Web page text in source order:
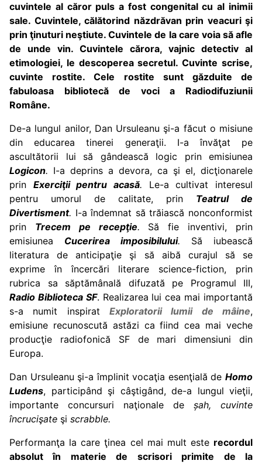
cuvintele al căror puls a fost congenital cu al inimii
sale. Cuvintele, călătorind năzdrăvan prin veacuri şi
prin ţinuturi neştiute. Cuvintele de la care voia să afle
de unde vin. Cuvintele cărora, vajnic detectiv al
etimologiei, le descoperea secretul. Cuvinte scrise,
cuvinte rostite. Cele rostite sunt găzduite de
fabuloasa bibliotecă de voci a Radiodifuziunii
Române.
De-a lungul anilor, Dan Ursuleanu şi-a făcut o misiune
din educarea tinerei generaţii. I-a învăţat pe
ascultătorii lui să gândească logic prin emisiunea
Logicon. I-a deprins a devora, ca şi el, dicţionarele
prin Exerciţii pentru acasă. Le-a cultivat interesul
pentru umorul de calitate, prin Teatrul de
Divertisment. I-a îndemnat să trăiască nonconformist
prin Trecem pe recepţie. Să fie inventivi, prin
emisiunea Cucerirea imposibilului. Să iubească
literatura de anticipaţie şi să aibă curajul să se
exprime în încercări literare science-fiction, prin
rubrica sa săptămânală difuzată pe Programul III,
Radio Biblioteca SF. Realizarea lui cea mai importantă
s-a numit inspirat
Exploratorii lumii de mâine,
emisiune recunoscută astăzi ca fiind cea mai veche
producţie radiofonică SF de mari dimensiuni din
Europa.
Dan Ursuleanu şi-a împlinit vocaţia esenţială de Homo
Ludens, participând şi câştigând, de-a lungul vieţii,
importante concursuri naţionale de șah, cuvinte
încrucişate şi scrabble.
Performanţa la care ţinea cel mai mult este recordul
absolut în materie de scrisori primite de la